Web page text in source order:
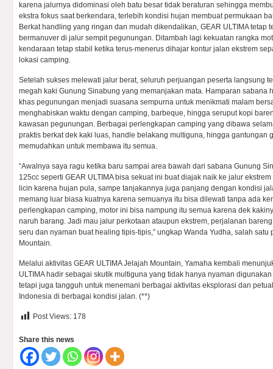
karena jalurnya didominasi oleh batu besar tidak beraturan sehingga
ekstra fokus saat berkendara, terlebih kondisi hujan membuat permukaan
Berkat handling yang ringan dan mudah dikendalikan, GEAR ULTIMA tetap
bermanuver di jalur sempit pegunungan. Ditambah lagi kekuatan rangka
kendaraan tetap stabil ketika terus-menerus dihajar kontur jalan ekstrem
lokasi camping.
Setelah sukses melewati jalur berat, seluruh perjuangan peserta langsung
megah kaki Gunung Sinabung yang memanjakan mata. Hamparan sabana
khas pegunungan menjadi suasana sempurna untuk menikmati malam
menghabiskan waktu dengan camping, barbeque, hingga seruput kopi
kawasan pegunungan. Berbagai perlengkapan camping yang dibawa
praktis berkat dek kaki luas, handle belakang multiguna, hingga gantungan
memudahkan untuk membawa itu semua.
“Awalnya saya ragu ketika baru sampai area bawah dari sabana Gunung
125cc seperti GEAR ULTIMA bisa sekuat ini buat diajak naik ke jalur
licin karena hujan pula, sampe tanjakannya juga panjang dengan kondisi
memang luar biasa kuatnya karena semuanya itu bisa dilewati tanpa ada
perlengkapan camping, motor ini bisa nampung itu semua karena dek
naruh barang. Jadi mau jalur perkotaan ataupun ekstrem, perjalanan
seru dan nyaman buat healing tipis-tipis,” ungkap Wanda Yudha, salah satu
Mountain.
Melalui aktivitas GEAR ULTIMA Jelajah Mountain, Yamaha kembali
ULTIMA hadir sebagai skutik multiguna yang tidak hanya nyaman
tetapi juga tangguh untuk menemani berbagai aktivitas eksplorasi dan
Indonesia di berbagai kondisi jalan. (**)
Post Views: 178
Share this news